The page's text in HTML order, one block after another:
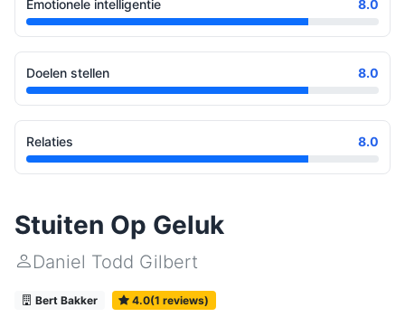
Emotionele intelligentie 8.0
Doelen stellen 8.0
Relaties 8.0
Stuiten Op Geluk
Daniel Todd Gilbert
Bert Bakker 4.0(1 reviews)